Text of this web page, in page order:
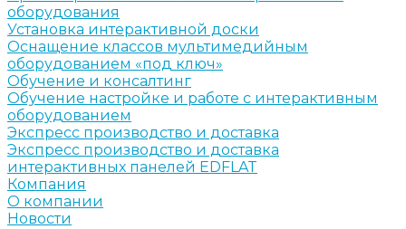
оборудования
Установка интерактивной доски
Оснащение классов мультимедийным
оборудованием «под ключ»
Обучение и консалтинг
Обучение настройке и работе с интерактивным
оборудованием
Экспресс производство и доставка
Экспресс производство и доставка
интерактивных панелей EDFLAT
Компания
О компании
Новости